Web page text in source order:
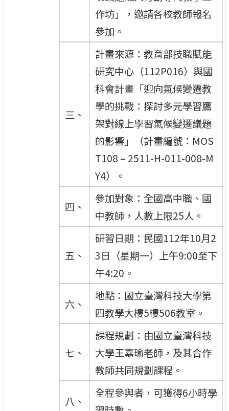
作坊」，邀請各校教師報名
參加。
三、
計畫來源：教育部技職賦能
研究中心（112P016）與國
科會計畫「迎向氣候變遷教
學的挑戰：探討多元學習鷹
架對線上學習氣候變遷議題
的影響」（計畫編號：MOS
T108 – 2511-H-011-008-M
Y4）。
四、
參加對象：全國高中職、國
中教師，人數上限25人。
五、
研習日期：民國112年10月2
3日（星期一）上午9:00至下
午4:20。
六、
地點：國立臺灣科技大學第
四教學大樓5樓506教室。
七、
課程規劃：由國立臺灣科技
大學王嘉瑜老師，及其合作
教師共同規劃課程。
八、
全程參與者，可獲得6小時學